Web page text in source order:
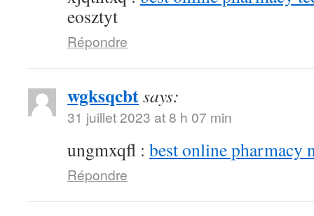
eosztyt
Répondre
wgksqcbtsays:
31 juillet 2023 at 8 h 07 min
ungmxqfl : best online pharmacy
Répondre